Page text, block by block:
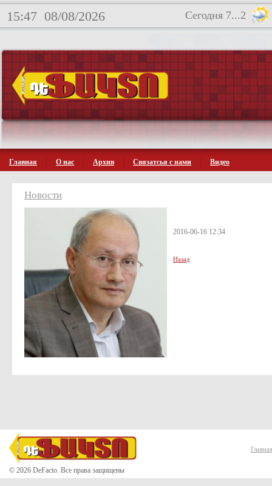
15:47 08/08/2026 Сегодня 7...2
Главная О нас Архив Связатсья с нами Видео
Новости
2016-06-16 12:34
Назад
© 2026 DeFacto. Все права защищены
Главная